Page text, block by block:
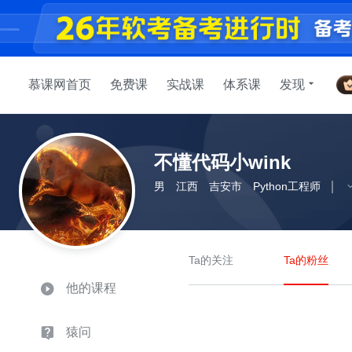
慕课网首页 免费课 实战课 体系课 发现
不懂代码小wink
男 江西 吉安市 Python工程师
他的课程
猿问
Ta的关注 Ta的粉丝